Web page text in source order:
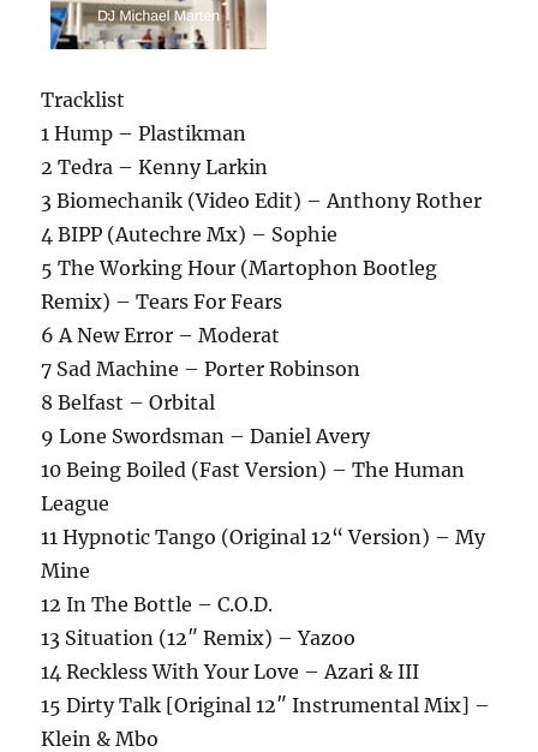
Tracklist
1 Hump – Plastikman
2 Tedra – Kenny Larkin
3 Biomechanik (Video Edit) – Anthony Rother
4 BIPP (Autechre Mx) – Sophie
5 The Working Hour (Martophon Bootleg
Remix) – Tears For Fears
6 A New Error – Moderat
7 Sad Machine – Porter Robinson
8 Belfast – Orbital
9 Lone Swordsman – Daniel Avery
10 Being Boiled (Fast Version) – The Human
League
11 Hypnotic Tango (Original 12“ Version) – My
Mine
12 In The Bottle – C.O.D.
13 Situation (12″ Remix) – Yazoo
14 Reckless With Your Love – Azari & III
15 Dirty Talk [Original 12″ Instrumental Mix] –
Klein & Mbo